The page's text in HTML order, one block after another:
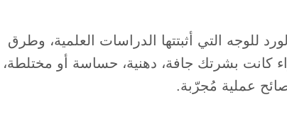
للوجه التي أثبتتها الدراسات العلمية، وطرق
كانت بشرتك جافة، دهنية، حساسة أو مختلطة،
عملية مُجرّبة.